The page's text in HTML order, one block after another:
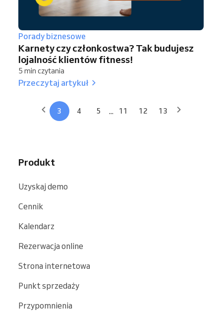
Porady biznesowe
Karnety czy członkostwa? Tak budujesz
lojalność klientów fitness!
5 min czytania
Przeczytaj artykuł
3 4 5 ... 11 12 13
Produkt
Uzyskaj demo
Cennik
Kalendarz
Rezerwacja online
Strona internetowa
Punkt sprzedaży
Przypomnienia